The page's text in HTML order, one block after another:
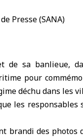
de sa banlieue,
pour
déchudans les
les responsables
brandi des photos